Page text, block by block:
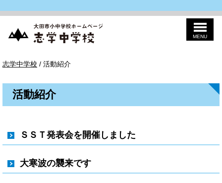
学
学
MENU
現
の
置：
志学中学校 / 活動紹介
活動紹介
ＳＳＴ発表会を開催しました
大寒波の襲来です